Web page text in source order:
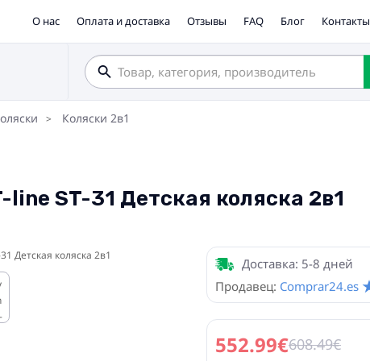
О нас Оплата и доставка Отзывы FAQ Блог Контакты
Коляски 2в1
line ST-31 Детская коляска 2в1
Доставка: 5-8 дней
Продавец: Comprar24.es
552.99€608.49€